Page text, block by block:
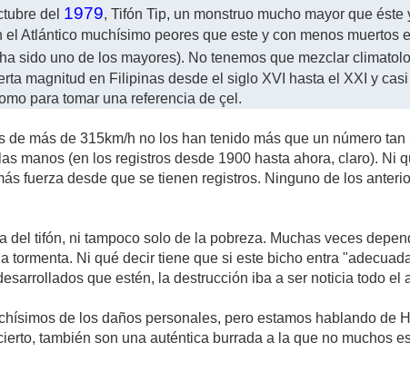
del 1979, Tifón Tip, un monstruo mucho mayor que
Atlántico muchísimo peores que este y con menos muertos
sido uno de los mayores). No tenemos que mezclar
magnitud en Filipinas desde el siglo XVI hasta el XXI y
para tomar una referencia de çel.
de más de 315km/h no los han tenido más que un número
manos (en los registros desde 1900 hasta ahora, claro). Ni
fuerza desde que se tienen registros. Ninguno de los
del tifón, ni tampoco solo de la pobreza. Muchas veces
tormenta. Ni qué decir tiene que si este bicho entra
que estén, la destrucción iba a ser noticia todo el
de los daños personales, pero estamos hablando de
también son una auténtica burrada a la que no muchos